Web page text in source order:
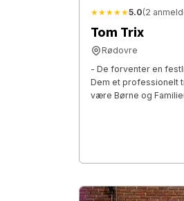
★★★★★5.0(2
Tom Trix
Rødovre
- De forventer en
Dem et professionelt
være Børne og